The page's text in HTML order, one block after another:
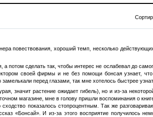
повествования, хороший темп, несколько
потом сделать так, чтобы интерес не ослабевал до
своей фирмы и не без помощи бонсая узнает,
перед глазами, так мне хотелось быстрее
значит растение ожидает гибель), но и из-за
магазине, мне в голову пришли воспоминания о
показалось стопроцентным. Так же
«Бонсай». И из-за этого восприятие получилось